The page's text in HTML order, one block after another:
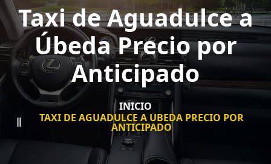
Taxi de Aguadulce a
Úbeda Precio por
Anticipado
INICIO
TAXI DE AGUADULCE A ÚBEDA PRECIO POR
ANTICIPADO